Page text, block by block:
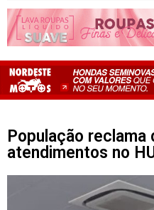
População reclama
atendimentos no